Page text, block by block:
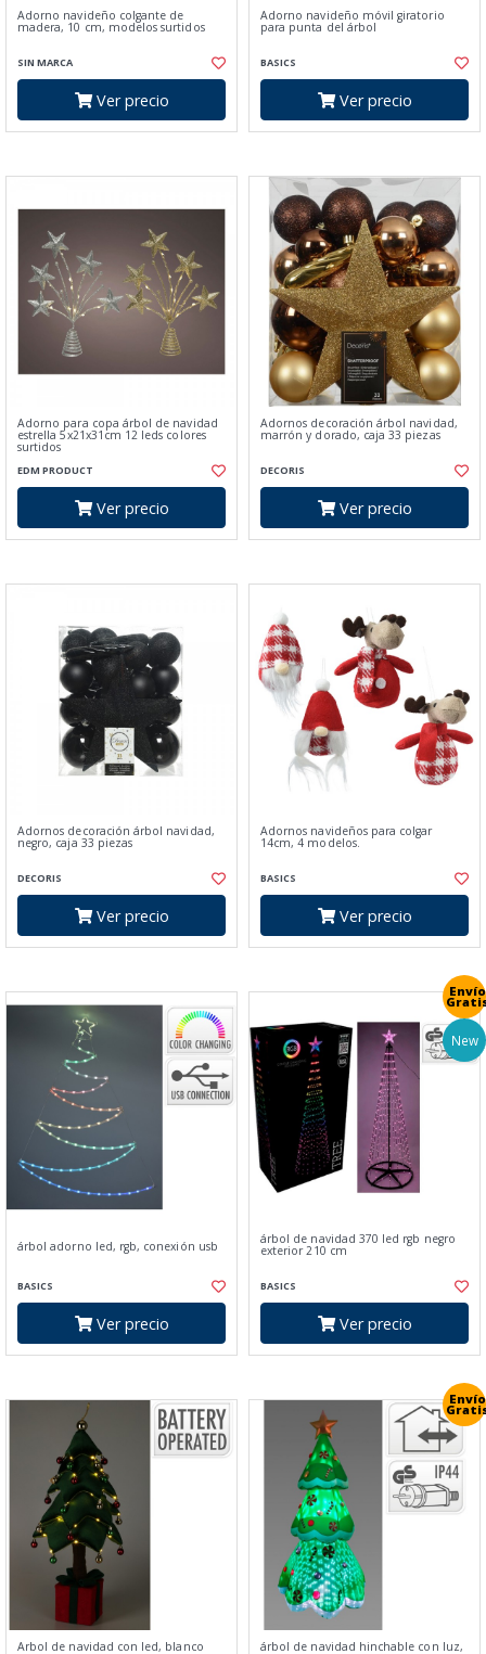
Adorno navideño colgante de
madera, 10 cm, modelos surtidos
SIN MARCA
Ver precio
Adorno navideño móvil giratorio
para punta del árbol
BASICS
Ver precio
Adorno para copa árbol de navidad
estrella 5x21x31cm 12 leds colores
surtidos
EDM PRODUCT
Ver precio
Adornos decoración árbol navidad,
marrón y dorado, caja 33 piezas
DECORIS
Ver precio
Adornos decoración árbol navidad,
negro, caja 33 piezas
DECORIS
Ver precio
Adornos navideños para colgar
14cm, 4 modelos.
BASICS
Ver precio
árbol adorno led, rgb, conexión usb
BASICS
Ver precio
Envío
New
árbol de navidad 370 led rgb negro
exterior 210 cm
BASICS
Ver precio
Arbol de navidad con led, blanco
Envío
árbol de navidad hinchable con luz,